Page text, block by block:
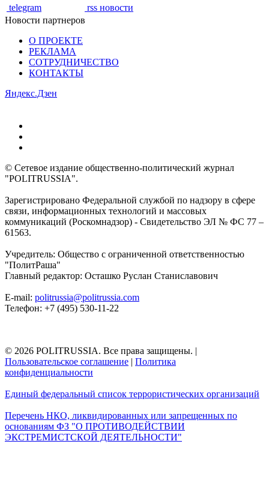
telegram
rss новости
Новости партнеров
О ПРОЕКТЕ
РЕКЛАМА
СОТРУДНИЧЕСТВО
КОНТАКТЫ
Яндекс.Дзен
© Сетевое издание общественно-политический журнал
"POLITRUSSIA".
Зарегистрировано Федеральной службой по надзору в сфере
связи, информационных технологий и массовых
коммуникаций (Роскомнадзор) - Свидетельство ЭЛ № ФС 77 –
61563.
Учредитель: Общество с ограниченной ответственностью
"ПолитРаша"
Главный редактор: Осташко Руслан Станиславович
E-mail: politrussia@politrussia.com
Телефон: +7 (495) 530-11-22
© 2026 POLITRUSSIA. Все права защищены. |
Пользовательское соглашение | Политика
конфиденциальности
Единый федеральный список террористических организаций
Перечень НКО, ликвидированных или запрещенных по
основаниям ФЗ "О ПРОТИВОДЕЙСТВИИ
ЭКСТРЕМИСТСКОЙ ДЕЯТЕЛЬНОСТИ"